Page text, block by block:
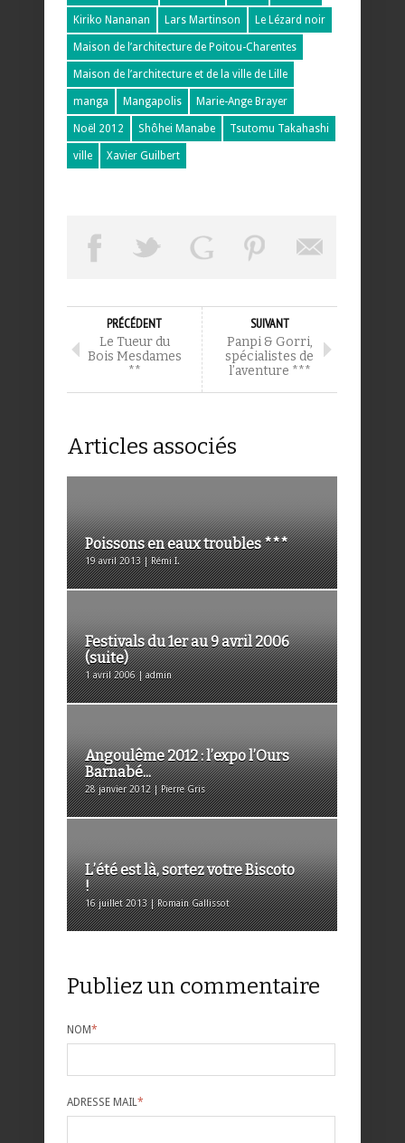
Kiriko Nananan Lars Martinson Le Lézard noir
Maison de l’architecture de Poitou-Charentes
Maison de l’architecture et de la ville de Lille
manga Mangapolis Marie-Ange Brayer
Noël 2012 Shôhei Manabe Tsutomu Takahashi
ville Xavier Guilbert
PRÉCÉDENT
Le Tueur du
Bois Mesdames
**
SUIVANT
Panpi & Gorri,
spécialistes de
l’aventure ***
Articles associés
Poissons en eaux troubles ***
19 avril 2013 | Rémi I.
Festivals du 1er au 9 avril 2006
(suite)
1 avril 2006 | admin
Angoulême 2012 : l’expo l’Ours
Barnabé...
28 janvier 2012 | Pierre Gris
L’été est là, sortez votre Biscoto
!
16 juillet 2013 | Romain Gallissot
Publiez un commentaire
NOM*
ADRESSE MAIL *